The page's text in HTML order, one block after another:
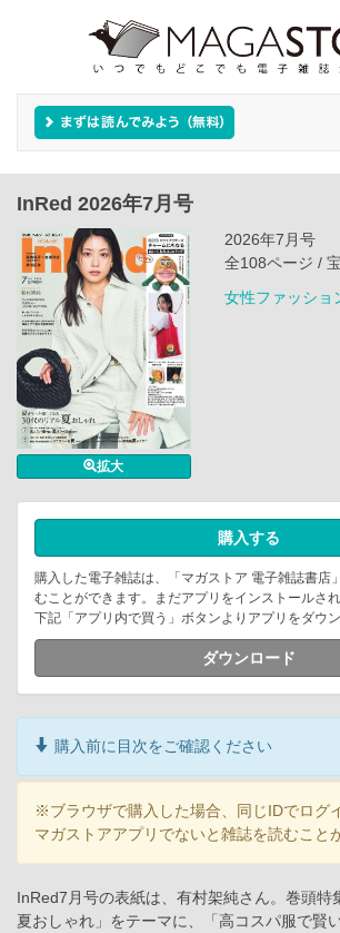
InRed 2026年7月号
拡大
2026年7月号
全108ページ /
女性ファッショ
購入する
購入した電子雑誌は、「マガストア 電子雑誌書店
むことができます。まだアプリをインストールさ
下記「アプリ内で買う」ボタンよりアプリをダウ
ダウンロード
購入前に目次をご確認ください
※ブラウザで購入した場合、同じIDでログ
マガストアアプリでないと雑誌を読むこと
InRed7月号の表紙は、有村架純さん。巻頭特
夏おしゃれ」をテーマに、「高コスパ服で賢